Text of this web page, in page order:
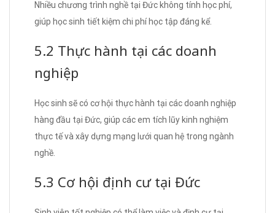
Nhiều chương trình nghề tại Đức không tính học phí,
giúp học sinh tiết kiệm chi phí học tập đáng kể.
5.2 Thực hành tại các doanh
nghiệp
Học sinh sẽ có cơ hội thực hành tại các doanh nghiệp
hàng đầu tại Đức, giúp các em tích lũy kinh nghiệm
thực tế và xây dựng mạng lưới quan hệ trong ngành
nghề.
5.3 Cơ hội định cư tại Đức